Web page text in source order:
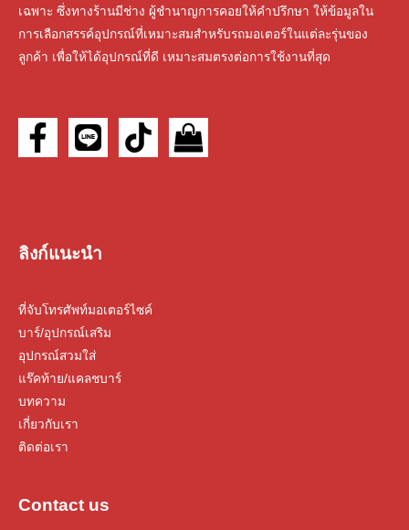
เฉพาะ ซึ่งทางร้านมีช่าง ผู้ชํานาญการคอยให้คําปรึกษา ให้ข้อมูลใน
การเลือกสรรค์อุปกรณ์ที่เหมาะสมสําหรับรถมอเตอร์ในแต่ละรุ่นของ
ลูกค้า เพื่อให้ได้อุปกรณ์ที่ดี เหมาะสมตรงต่อการใช้งานที่สุด
ลิงก์แนะนำ
ที่จับโทรศัพท์มอเตอร์ไซค์
บาร์/อุปกรณ์เสริม
อุปกรณ์สวมใส่
แร๊คท้าย/แคลชบาร์
บทความ
เกี่ยวกับเรา
ติดต่อเรา
Contact us